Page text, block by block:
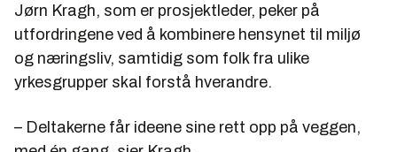
Jørn Kragh, som er prosjektleder, peker på
utfordringene ved å kombinere hensynet til miljø
og næringsliv, samtidig som folk fra ulike
yrkesgrupper skal forstå hverandre.
– Deltakerne får ideene sine rett opp på veggen,